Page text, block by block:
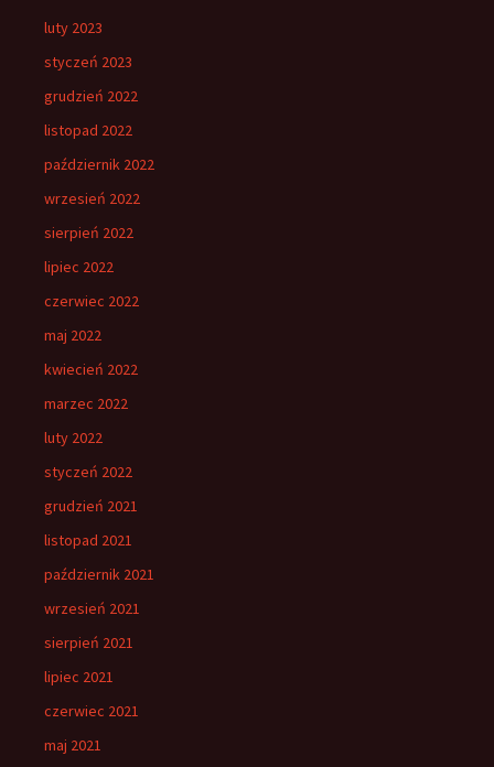
luty 2023
styczeń 2023
grudzień 2022
listopad 2022
październik 2022
wrzesień 2022
sierpień 2022
lipiec 2022
czerwiec 2022
maj 2022
kwiecień 2022
marzec 2022
luty 2022
styczeń 2022
grudzień 2021
listopad 2021
październik 2021
wrzesień 2021
sierpień 2021
lipiec 2021
czerwiec 2021
maj 2021